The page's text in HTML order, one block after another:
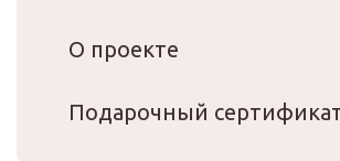
О проекте
Подарочный